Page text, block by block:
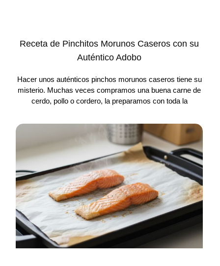
Receta de Pinchitos Morunos Caseros con su
Auténtico Adobo
Hacer unos auténticos pinchos morunos caseros tiene su
misterio. Muchas veces compramos una buena carne de
cerdo, pollo o cordero, la preparamos con toda la